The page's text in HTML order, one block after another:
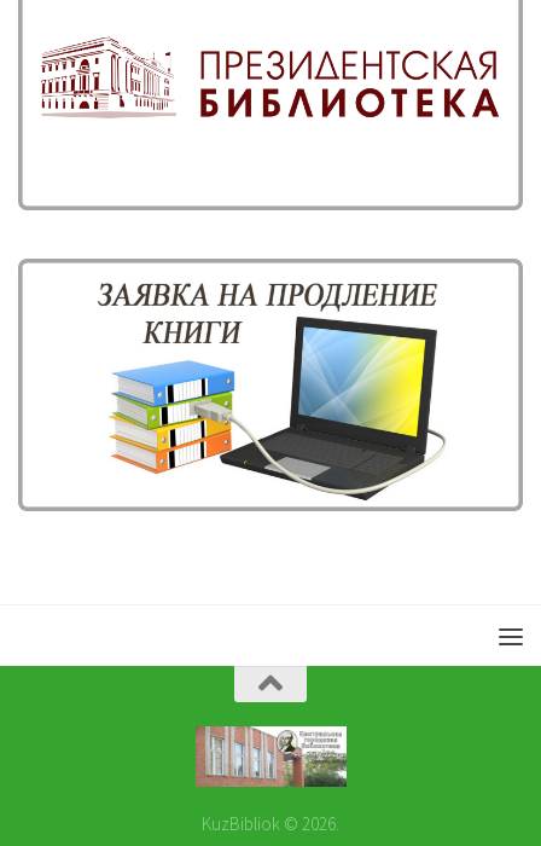
KuzBibliok © 2026.